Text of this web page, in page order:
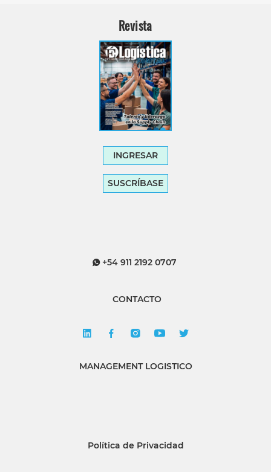
Revista
INGRESAR
SUSCRÍBASE
+54 911 2192 0707
CONTACTO
MANAGEMENT LOGISTICO
Política de Privacidad